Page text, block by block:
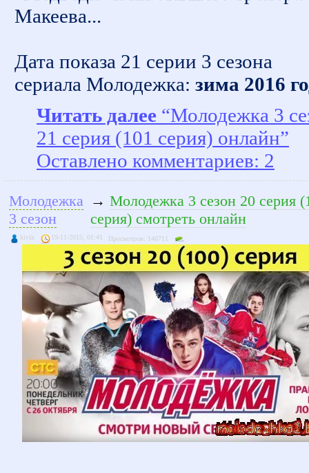
Макеева...
Дата показа 21 серии 3 сезона
сериала Молодежка: зима 2016
Читать далее “Молодежка 3
21 серия (101 серия) онлайн”
Оставлено комментариев: 2
Молодежка
3 сезон
→ Молодежка 3 сезон 20 серия
серия) смотреть онлайн
kivik 19-11-2015, 01:41 Просмотров: 146711